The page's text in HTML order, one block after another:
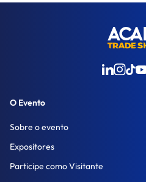
O Evento
Sobre o evento
Expositores
Participe como Visitante